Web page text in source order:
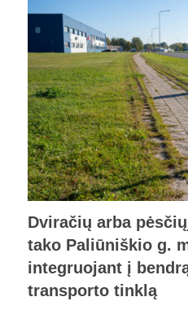
Dviračių arba
tako Paliūniškio g.
integruojant į
transporto tinklą